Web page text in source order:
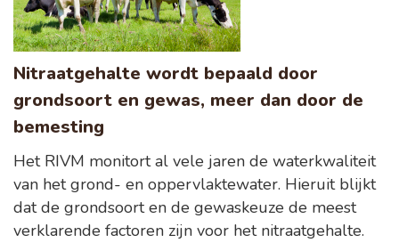
Nitraatgehalte wordt bepaald door
grondsoort en gewas, meer dan door de
bemesting
Het RIVM monitort al vele jaren de waterkwaliteit
van het grond- en oppervlaktewater. Hieruit blijkt
dat de grondsoort en de gewaskeuze de meest
verklarende factoren zijn voor het nitraatgehalte.